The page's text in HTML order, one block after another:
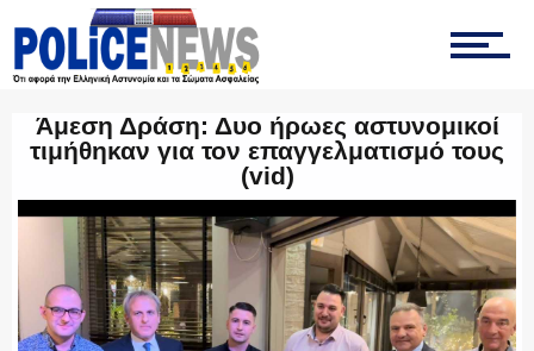
ΟΠΚΕ
ΟΜΑΔΑ “Ζ”
Άμεση Δράση: Δυο ήρωες αστυνομικοί
τιμήθηκαν για τον επαγγελματισμό τους
(vid)